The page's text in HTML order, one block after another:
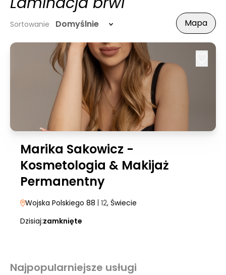
Sortowanie Domyślnie Mapa
Marika Sakowicz -
Kosmetologia & Makijaż
Permanentny
Wojska Polskiego 88 | 12, Świecie
Dzisiaj:zamknięte
Najpopularniejsze usługi